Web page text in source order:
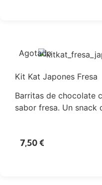
Agotado
Kit Kat Japones Fresa
Barritas de chocolate
sabor fresa. Un snack
7,50€